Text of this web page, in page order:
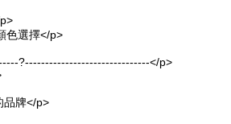
色選擇</p>
?-------------------------------</p>
品牌</p>